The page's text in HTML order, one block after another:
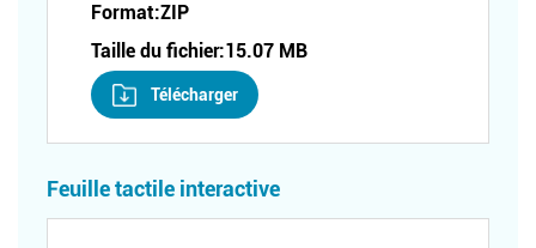
Format:ZIP
Taille du fichier:15.07 MB
Télécharger
Feuille tactile interactive